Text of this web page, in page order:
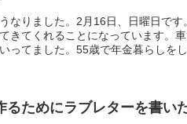
なりました。2月16日、日曜日で
きてくれることになっています。
ってました。55歳で年金暮らしを
るためにラブレターを書いた